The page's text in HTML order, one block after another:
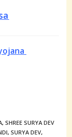
, SHREE SURYA DEV
, SURYA DEV,